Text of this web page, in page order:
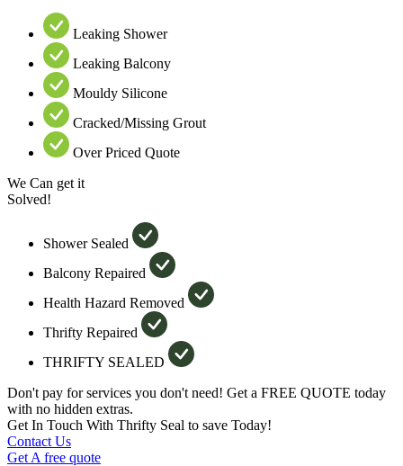
Leaking Shower
Leaking Balcony
Mouldy Silicone
Cracked/Missing Grout
Over Priced Quote
We Can get it
Solved!
Shower Sealed
Balcony Repaired
Health Hazard Removed
Thrifty Repaired
THRIFTY SEALED
Don't pay for services you don't need! Get a FREE QUOTE today
with no hidden extras.
Get In Touch With Thrifty Seal to save Today!
Contact Us
Get A free quote